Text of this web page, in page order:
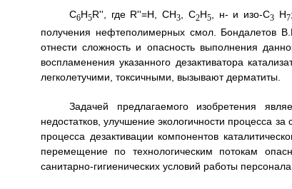
C6H5R'', где R''=H, CH3 , C2H5 , н- и изо-С3 Н7
получения нефтеполимерных смол.
отнести сложность и опасность выполнения
воспламенения указанного дезактиватора
легколетучими, токсичными, вызывают дерматиты.
Задачей предлагаемого изобретения
недостатков, улучшение экологичности процесса
процесса дезактивации компонентов
перемещение по технологическим потокам
санитарно-гигиенических условий работы